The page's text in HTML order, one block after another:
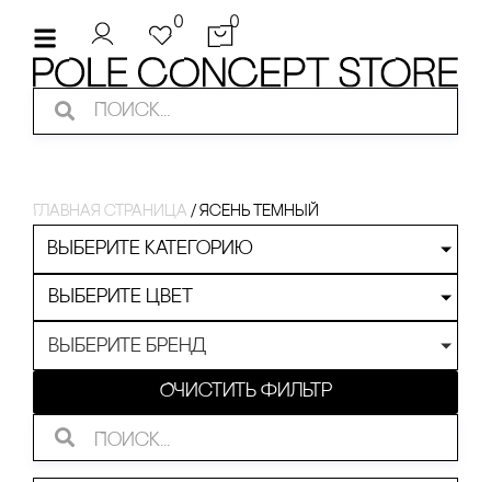
0 0
Главная страница / ясень темный
Выберите категорию
Выберите цвет
Выберите бренд
Очистить фильтр